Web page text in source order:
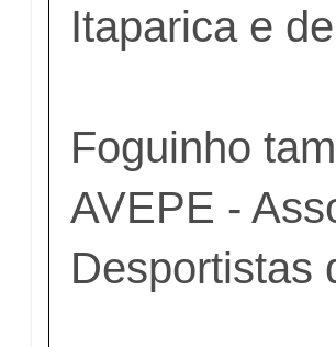
Itaparica e
Foguinho
AVEPE -
Desportistas